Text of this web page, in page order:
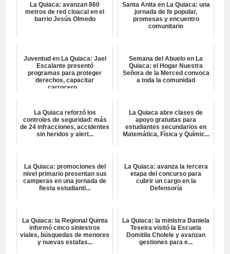
La Quiaca: avanzan 860
metros de red cloacal en el
barrio Jesús Olmedo
Santa Anita en La Quiaca: una
jornada de fe popular,
promesas y encuentro
comunitario
Juventud en La Quiaca: Jael
Escalante presentó
programas para proteger
derechos, capacitar
carrocero...
Semana del Abuelo en La
Quiaca: el Hogar Nuestra
Señora de la Merced convoca
a toda la comunidad
La Quiaca reforzó los
controles de seguridad: más
de 24 infracciones, accidentes
sin heridos y alert...
La Quiaca abre clases de
apoyo gratuitas para
estudiantes secundarios en
Matemática, Física y Químic...
La Quiaca: promociones del
nivel primario presentan sus
camperas en una jornada de
fiesta estudianti...
La Quiaca: avanza la tercera
etapa del concurso para
cubrir un cargo en la
Defensoría
La Quiaca: la Regional Quinta
informó cinco siniestros
viales, búsquedas de menores
y nuevas estafas...
La Quiaca: la ministra Daniela
Teseira visitó la Escuela
Domitila Cholele y avanzan
gestiones para e...